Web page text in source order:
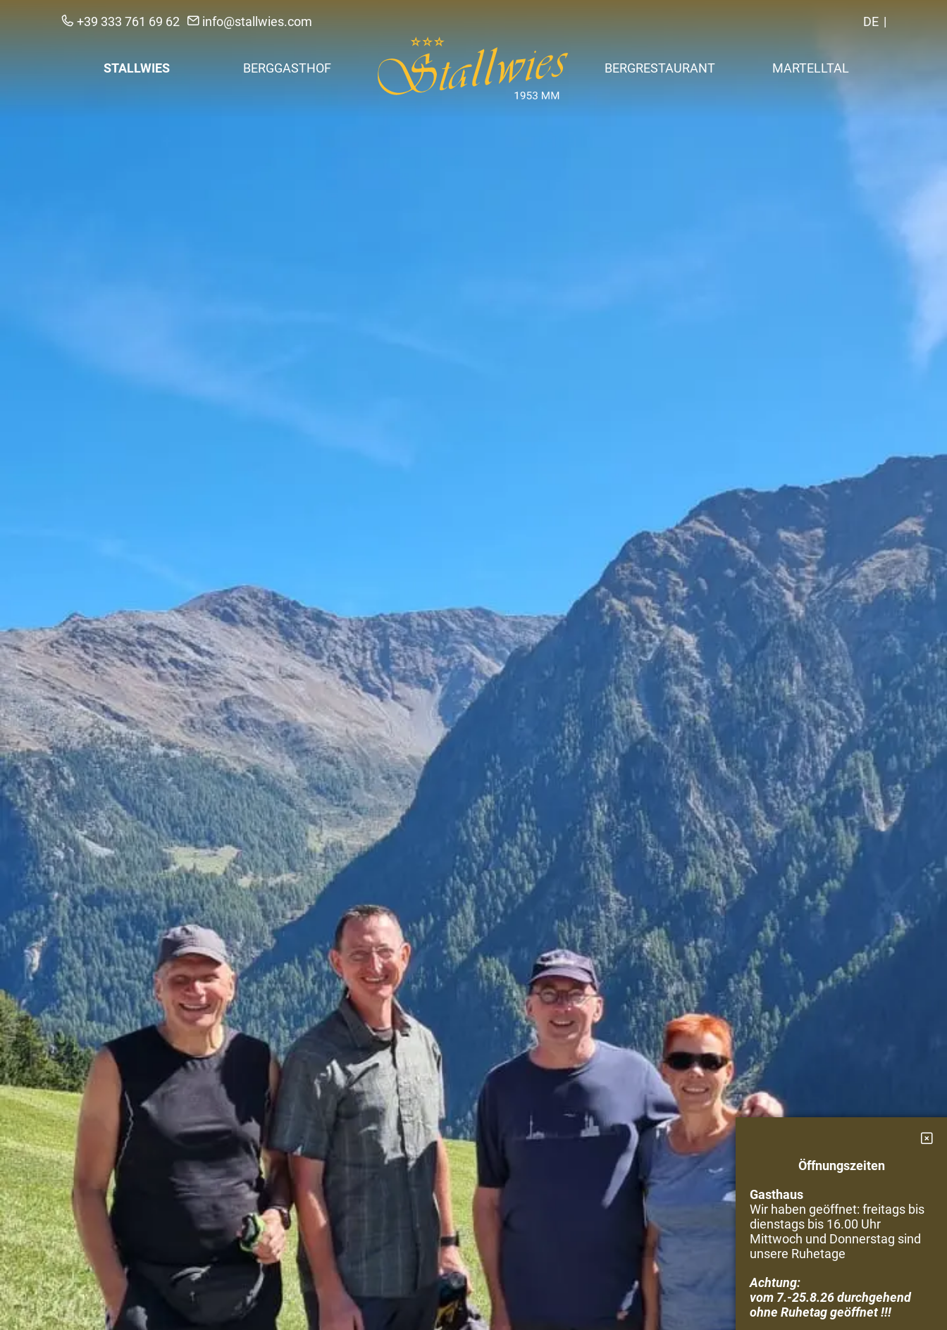
+39 333 761 69 62 info@stallwies.com DE
STALLWIES BERGGASTHOF BERGRESTAURANT MARTELLTAL
Öffnungszeiten
Gasthaus
Wir haben geöffnet: freitags bis
dienstags bis 16.00 Uhr
Mittwoch und Donnerstag sind
unsere Ruhetage
Achtung:
vom 7.-25.8.26 durchgehend
ohne Ruhetag geöffnet !!!